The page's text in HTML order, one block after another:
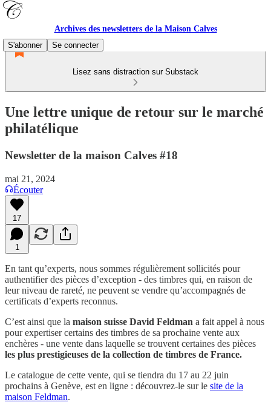
Archives des newsletters de la Maison Calves
S'abonner
Se connecter
Lisez sans distraction sur Substack
Une lettre unique de retour sur le marché
philatélique
Newsletter de la maison Calves #18
mai 21, 2024
Écouter
17
1
En tant qu’experts, nous sommes régulièrement sollicités pour
authentifier des pièces d’exception - des timbres qui, en raison de
leur niveau de rareté, ne peuvent se vendre qu’accompagnés de
certificats d’experts reconnus.
C’est ainsi que la maison suisse David Feldman a fait appel à nous
pour expertiser certains des timbres de sa prochaine vente aux
enchères - une vente dans laquelle se trouvent certaines des pièces
les plus prestigieuses de la collection de timbres de France.
Le catalogue de cette vente, qui se tiendra du 17 au 22 juin
prochains à Genève, est en ligne : découvrez-le sur le site de la
maison Feldman.